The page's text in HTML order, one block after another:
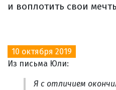
и воплотить свои
10 октября 2019
Из письма Юли:
Я с отличием